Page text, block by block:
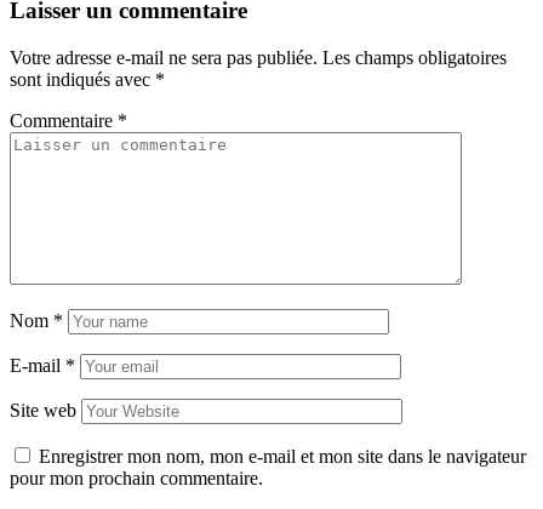
Laisser un commentaire
Votre adresse e-mail ne sera pas publiée. Les champs obligatoires
sont indiqués avec *
Commentaire *
Nom *
E-mail *
Site web
Enregistrer mon nom, mon e-mail et mon site dans le navigateur
pour mon prochain commentaire.